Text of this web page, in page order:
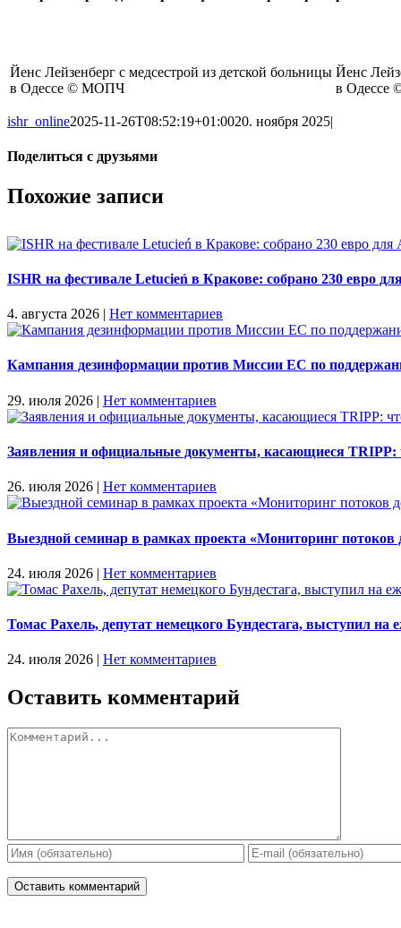
Йенс Лейзенберг с медсестрой из детской больницы
в Одессе © МОПЧ
Йенс
в
ishr_online2025-11-26T08:52:19+01:0020. ноября 2025|
Поделиться с друзьями
Facebook
X
Reddit
LinkedIn
Tumblr
Pinterest
Vk
Email
Похожие записи
ISHR на фестивале Letucień в Кракове: собрано 230 евро
4. августа 2026 | Нет комментариев
Кампания дезинформации против Миссии ЕС по
29. июля 2026 | Нет комментариев
Заявления и официальные документы, касающиеся TRIPP:
26. июля 2026 | Нет комментариев
Выездной семинар в рамках проекта «Мониторинг потоков
24. июля 2026 | Нет комментариев
Томас Рахель, депутат немецкого Бундестага, выступил
24. июля 2026 | Нет комментариев
Оставить комментарий
Комментарий